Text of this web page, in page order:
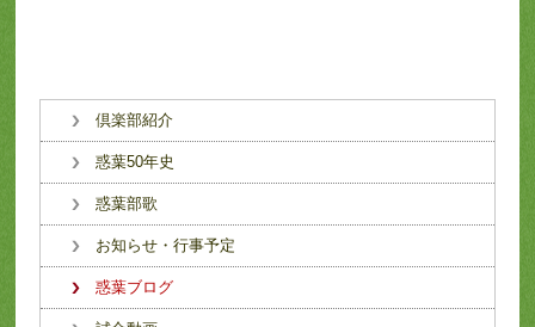
倶楽部紹介
惑葉50年史
惑葉部歌
お知らせ・行事予定
惑葉ブログ